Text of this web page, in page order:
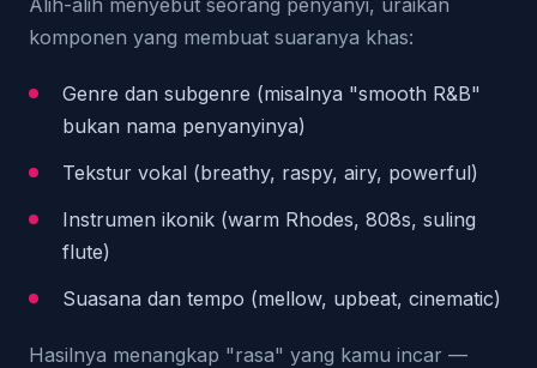
Alih-alih menyebut seorang penyanyi, uraikan
komponen yang membuat suaranya khas:
Genre dan subgenre (misalnya "smooth R&B"
bukan nama penyanyinya)
Tekstur vokal (breathy, raspy, airy, powerful)
Instrumen ikonik (warm Rhodes, 808s, suling
flute)
Suasana dan tempo (mellow, upbeat, cinematic)
Hasilnya menangkap "rasa" yang kamu incar —